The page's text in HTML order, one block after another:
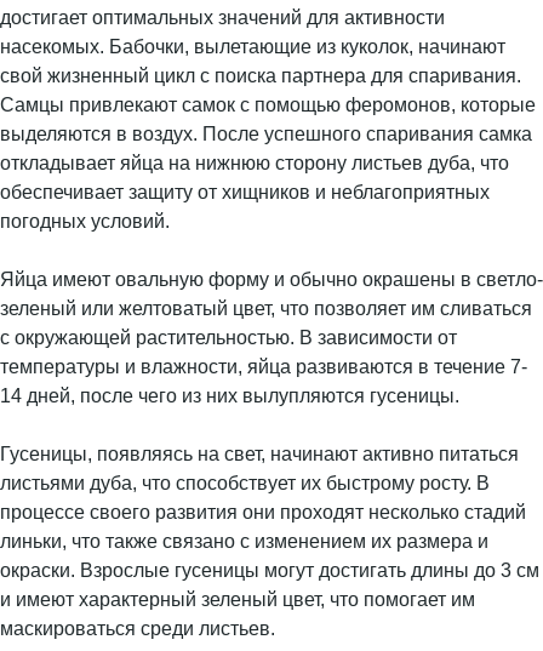
достигает оптимальных значений для активности
насекомых. Бабочки, вылетающие из куколок, начинают
свой жизненный цикл с поиска партнера для спаривания.
Самцы привлекают самок с помощью феромонов, которые
выделяются в воздух. После успешного спаривания самка
откладывает яйца на нижнюю сторону листьев дуба, что
обеспечивает защиту от хищников и неблагоприятных
погодных условий.
Яйца имеют овальную форму и обычно окрашены в светло-
зеленый или желтоватый цвет, что позволяет им сливаться
с окружающей растительностью. В зависимости от
температуры и влажности, яйца развиваются в течение 7-
14 дней, после чего из них вылупляются гусеницы.
Гусеницы, появляясь на свет, начинают активно питаться
листьями дуба, что способствует их быстрому росту. В
процессе своего развития они проходят несколько стадий
линьки, что также связано с изменением их размера и
окраски. Взрослые гусеницы могут достигать длины до 3 см
и имеют характерный зеленый цвет, что помогает им
маскироваться среди листьев.